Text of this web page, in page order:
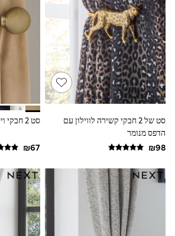
Dresses
Jeans
Jumpsuits & Playsuits
Knitwear
Loungewear
Nightwear & Pyjamas
Pants & Leggings
Occasion & Party
Schoolwear
Sets & Outfits
Shirts & Blouses
Shorts & Skirts
Sweatshirts & Hoodies
Tops & T-shirts
Tracksuits
The Pink Edit
Fruit Prints
Holiday Shop
Flower Girl & Bridesmaid Outfits
סט של 2 חבקי קשירה לווילון עם
הדפס מנומר
סט 2 חבקי וילון בצורת כדור